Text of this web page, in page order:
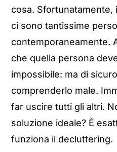
cosa. Sfortunatamente,
ci sono tantissime
contemporaneamente.
che quella persona
impossibile: ma di
comprenderlo male.
far uscire tutti gli altri.
soluzione ideale? È
funziona il decluttering.